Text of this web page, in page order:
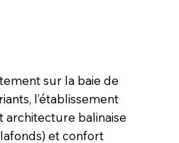
sur la baie de
l’établissement
architecture balinaise
et confort